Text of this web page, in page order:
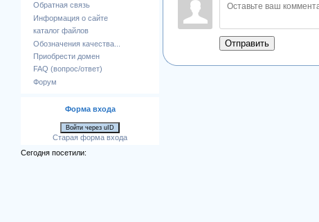
Обратная связь
Информация о сайте
каталог файлов
Обозначения качества...
Приобрести домен
FAQ (вопрос/ответ)
Форум
Форма входа
Войти через uID
Старая форма входа
Сегодня посетили:
Отправить